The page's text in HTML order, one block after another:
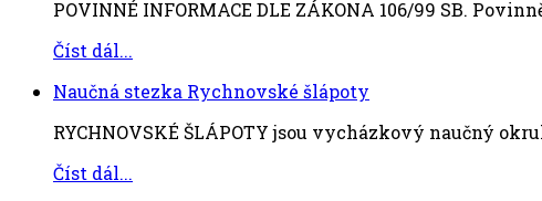
POVINNÉ INFORMACE DLE ZÁKONA 106/99 SB.
Číst dál...
Naučná stezka Rychnovské šlápoty
RYCHNOVSKÉ ŠLÁPOTY jsou vycházkový naučný
Číst dál...